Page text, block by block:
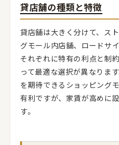
貸店舗の種類と特徴
貸店舗は大きく分けて、ス
グモール内店舗、ロードサ
それぞれに特有の利点と制
って最適な選択が異なりま
を期待できるショッピング
有利ですが、家賃が高めに
す。